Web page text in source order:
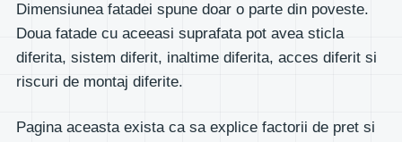
Dimensiunea fatadei spune doar o parte din poveste.
Doua fatade cu aceeasi suprafata pot avea sticla
diferita, sistem diferit, inaltime diferita, acces diferit si
riscuri de montaj diferite.
Pagina aceasta exista ca sa explice factorii de pret si